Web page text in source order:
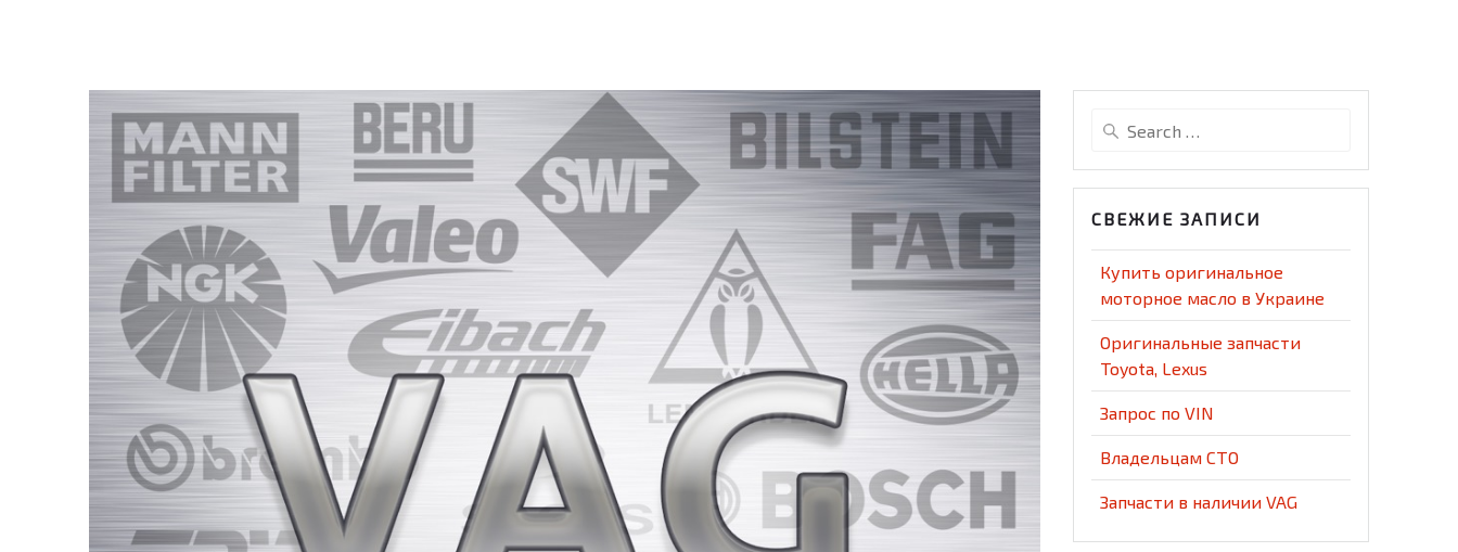
Search
СВЕЖИЕ ЗАПИСИ
Купить оригинальное
моторное масло в Украине
Оригинальные запчасти
Toyota, Lexus
Запрос по VIN
Владельцам СТО
Запчасти в наличии VAG